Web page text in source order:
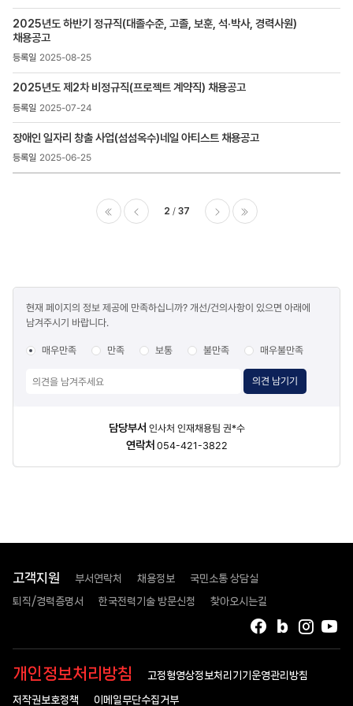
2025년도 하반기 정규직(대졸수준, 고졸, 보훈, 석·박사, 경력사원)
채용공고
2025-08-25
2025년도 제2차 비정규직(프로젝트 계약직) 채용공고
2025-07-24
장애인 일자리 창출 사업(섬섬옥수)네일 아티스트 채용공고
2025-06-25
2 37
만족도
조사
현재 페이지의 정보 제공에 만족하십니까? 개선/건의사항이 있으면 아래에
남겨주시기 바랍니다.
매우만족 만족 보통 불만족 매우불만족
의견 남기기
담당부서 인사처 인재채용팀 권*수
연락처 054-421-3822
고객지원 부서연락처 채용정보 국민소통 상담실
퇴직/경력증명서 한국전력기술 방문신청 찾아오시는길
인스
블로그
페이스북
개인정보처리방침 고정형영상정보처리기기운영관리방침
저작권보호정책 이메일무단수집거부